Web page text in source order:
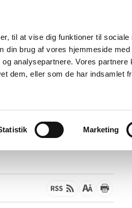
til at vise dig funktioner til sociale
din brug af vores hjemmeside med
analysepartnere. Vores partnere
dem, eller som de har indsamlet
Marketing
Nyheder Om os Kontakt
Apoteker og salg af